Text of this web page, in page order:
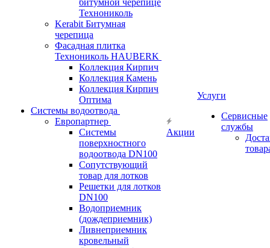
битумной черепице
Технониколь
Kerabit Битумная
черепица
Фасадная плитка
Технониколь HAUBERK
Кол​лекция Кирпич
Кол​лекция Камень
Коллекция Кирпич
Оптима
Системы водоотвода
Европартнер
Системы
поверхностного
водоотвода DN100
Сопутствующий
товар для лотков
Решетки для лотков
DN100
Водоприемник
(дождеприемник)
Ливнеприемник
кровельный
Акции
Услуги
Сервисные
службы